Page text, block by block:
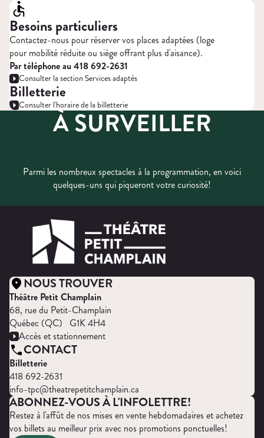
Besoins particuliers
Contactez-nous pour réserver vos places adaptées (loge
pour mobilité réduite ou siège offrant plus d'aisance).
Par téléphone au 418 692-2631
Consulter la section Services adaptés
Billetterie
Consulter l'horaire de la billetterie
À SURVEILLER
Parmi les nombreux spectacles à la programmation, en voici
quelques-uns qui piqueront votre curiosité!
NOUS TROUVER
Théâtre Petit Champlain
68, rue du Petit-Champlain
Québec (QC) G1K 4H4
Accès et stationnement
CONTACT
Billetterie
418 692-2631
info-tpc@theatrepetitchamplain.ca
ABONNEZ-VOUS À L'INFOLETTRE!
Restez à l'affût de nos mises en vente hebdomadaires et achetez
vos billets au meilleur prix avec nos promotions ponctuelles!